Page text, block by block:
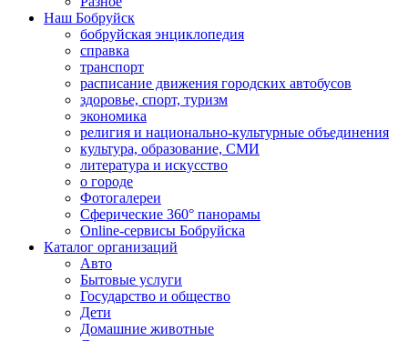
Наш Бобруйск
бобруйская энциклопедия
справка
транспорт
расписание движения городских автобусов
здоровье, спорт, туризм
экономика
религия и национально-культурные объединения
культура, образование, СМИ
литература и искусство
о городе
Фотогалереи
Сферические 360° панорамы
Online-сервисы Бобруйска
Каталог организаций
Авто
Бытовые услуги
Государство и общество
Дети
Домашние животные